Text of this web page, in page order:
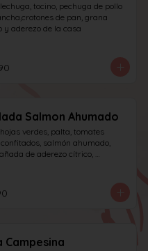
tocino, pechuga de pollo
de pan, grana
y aderezo de la casa
Salmon Ahumado
verdes, palta, tomates
salmón ahumado,
de aderezo cítrico,
Campesina